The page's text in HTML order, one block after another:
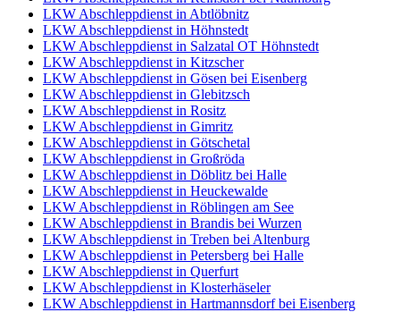
LKW Abschleppdienst in Abtlöbnitz
LKW Abschleppdienst in Höhnstedt
LKW Abschleppdienst in Salzatal OT Höhnstedt
LKW Abschleppdienst in Kitzscher
LKW Abschleppdienst in Gösen bei Eisenberg
LKW Abschleppdienst in Glebitzsch
LKW Abschleppdienst in Rositz
LKW Abschleppdienst in Gimritz
LKW Abschleppdienst in Götschetal
LKW Abschleppdienst in Großröda
LKW Abschleppdienst in Döblitz bei Halle
LKW Abschleppdienst in Heuckewalde
LKW Abschleppdienst in Röblingen am See
LKW Abschleppdienst in Brandis bei Wurzen
LKW Abschleppdienst in Treben bei Altenburg
LKW Abschleppdienst in Petersberg bei Halle
LKW Abschleppdienst in Querfurt
LKW Abschleppdienst in Klosterhäseler
LKW Abschleppdienst in Hartmannsdorf bei Eisenberg